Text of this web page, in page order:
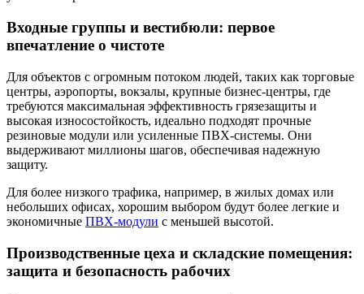
Входные группы и вестибюли: первое
впечатление о чистоте
Для объектов с огромным потоком людей, таких как торговые
центры, аэропорты, вокзалы, крупные бизнес-центры, где
требуются максимальная эффективность грязезащиты и
высокая износостойкость, идеально подходят прочные
резиновые модули или усиленные ПВХ-системы. Они
выдерживают миллионы шагов, обеспечивая надежную
защиту.
Для более низкого трафика, например, в жилых домах или
небольших офисах, хорошим выбором будут более легкие и
экономичные ПВХ-модули с меньшей высотой.
Производственные цеха и складские помещения:
защита и безопасность рабочих